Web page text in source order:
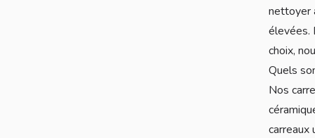
nettoyer
élevées.
choix,
Quels
Nos
carreaux